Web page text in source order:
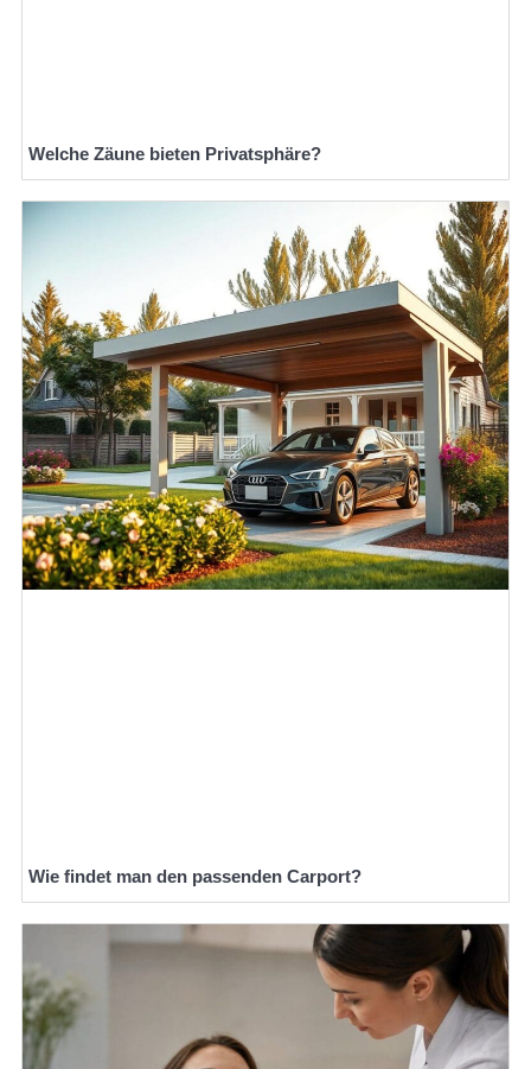
Welche Zäune bieten Privatsphäre?
Wie findet man den passenden Carport?